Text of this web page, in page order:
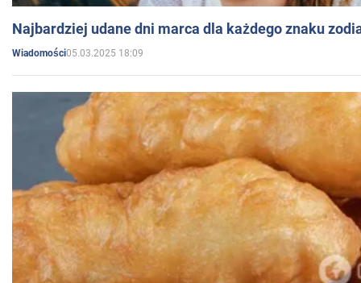
Najbardziej udane dni marca dla każdego znaku
Wiadomości05.03.2025 18:09